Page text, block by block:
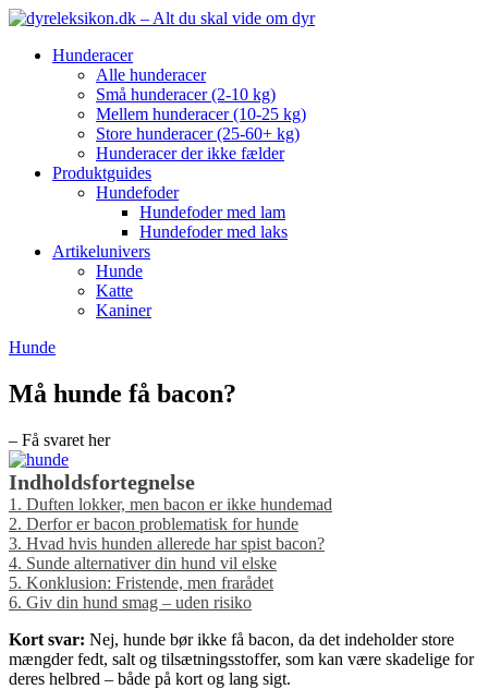
Hunderacer
Alle hunderacer
Små hunderacer (2-10 kg)
Mellem hunderacer (10-25 kg)
Store hunderacer (25-60+ kg)
Hunderacer der ikke fælder
Produktguides
Hundefoder
Hundefoder med lam
Hundefoder med laks
Artikelunivers
Hunde
Katte
Kaniner
Hunde
Må hunde få bacon?
– Få svaret her
Indholdsfortegnelse
1. Duften lokker, men bacon er ikke hundemad
2. Derfor er bacon problematisk for hunde
3. Hvad hvis hunden allerede har spist bacon?
4. Sunde alternativer din hund vil elske
5. Konklusion: Fristende, men frarådet
6. Giv din hund smag – uden risiko
Kort svar: Nej, hunde bør ikke få bacon, da det indeholder store
mængder fedt, salt og tilsætningsstoffer, som kan være skadelige for
deres helbred – både på kort og lang sigt.